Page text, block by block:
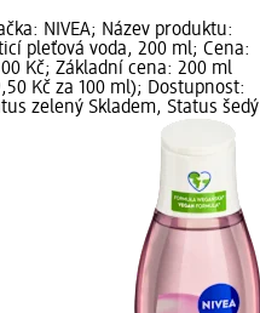
NIVEA; Název produktu:
pleťová voda, 200 ml; Cena:
Kč; Základní cena: 200 ml
Kč za 100 ml); Dostupnost:
zelený Skladem, Status šedý